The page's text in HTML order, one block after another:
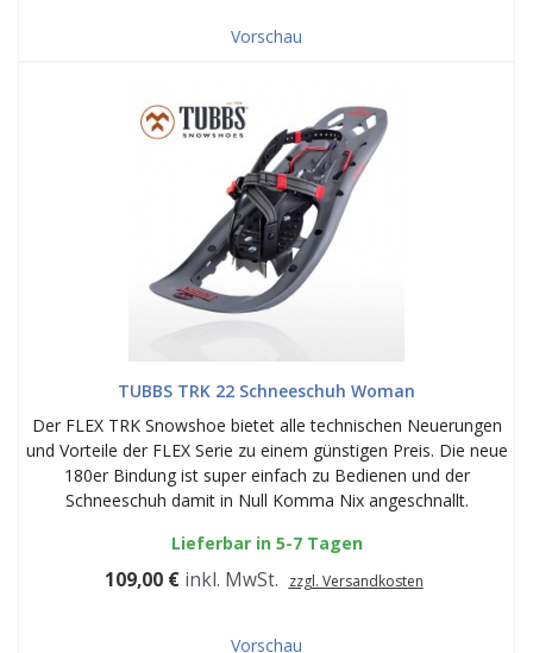
Vorschau
TUBBS TRK 22 Schneeschuh Woman
Der FLEX TRK Snowshoe bietet alle technischen Neuerungen
und Vorteile der FLEX Serie zu einem günstigen Preis. Die neue
180er Bindung ist super einfach zu Bedienen und der
Schneeschuh damit in Null Komma Nix angeschnallt.
Lieferbar in 5-7 Tagen
109,00 € inkl. MwSt. zzgl. Versandkosten
Vorschau